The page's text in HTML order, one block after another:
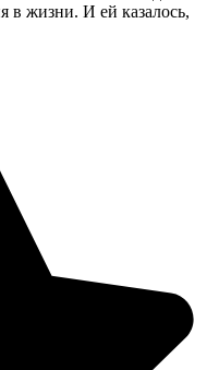
в жизни. И ей казалось,